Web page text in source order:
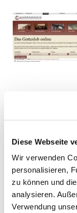
Diese Webseite
Wir verwenden
personalisieren,
zu können und
analysieren.
Verwendung